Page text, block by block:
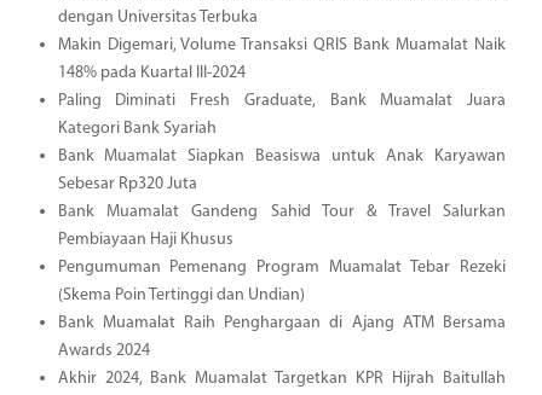
dengan Universitas Terbuka
Makin Digemari, Volume Transaksi QRIS Bank Muamalat Naik
148% pada Kuartal III-2024
Paling Diminati Fresh Graduate, Bank Muamalat Juara
Kategori Bank Syariah
Bank Muamalat Siapkan Beasiswa untuk Anak Karyawan
Sebesar Rp320 Juta
Bank Muamalat Gandeng Sahid Tour & Travel Salurkan
Pembiayaan Haji Khusus
Pengumuman Pemenang Program Muamalat Tebar Rezeki
(Skema Poin Tertinggi dan Undian)
Bank Muamalat Raih Penghargaan di Ajang ATM Bersama
Awards 2024
Akhir 2024, Bank Muamalat Targetkan KPR Hijrah Baitullah